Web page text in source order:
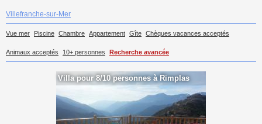
Villefranche-sur-Mer
Vue mer Piscine Chambre Appartement Gîte Chèques vacances acceptés
Animaux acceptés 10+ personnes Recherche avancée
Villa pour 8/10 personnes à Rimplas